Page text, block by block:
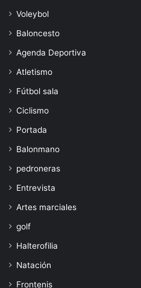
Voleybol
Baloncesto
Agenda Deportiva
Atletismo
Fútbol sala
Ciclismo
Portada
Balonmano
pedroneras
Entrevista
Artes marciales
golf
Halterofilia
Natación
Frontenis